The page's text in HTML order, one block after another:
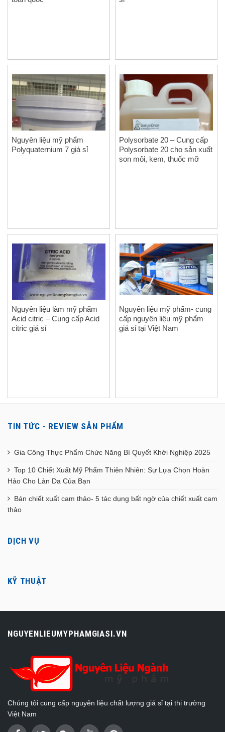
Nguyên liệu mỹ phẩm
Polyquaternium 7 giá sỉ
Polysorbate 20 – Cung cấp
Polysorbate 20 cho sản xuất
son môi, kem, thuốc mỡ
Nguyên liệu làm mỹ phẩm
Acid citric – Cung cấp Acid
citric giá sỉ
Nguyên liệu mỹ phẩm- cung
cấp nguyên liệu mỹ phẩm
giá sỉ tại Việt Nam
TIN TỨC - REVIEW SẢN PHẨM
Gia Công Thực Phẩm Chức Năng Bí Quyết Khởi Nghiệp 2025
Top 10 Chiết Xuất Mỹ Phẩm Thiên Nhiên: Sự Lựa Chọn Hoàn
Hảo Cho Làn Da Của Bạn
Bán chiết xuất cam thảo- 5 tác dụng bất ngờ của chiết xuất cam
thảo
DỊCH VỤ
KỸ THUẬT
NGUYENLIEUMYPHAMGIASI.VN
Chúng tôi cung cấp nguyên liệu chất lượng giá sỉ tại thị trường
Việt Nam